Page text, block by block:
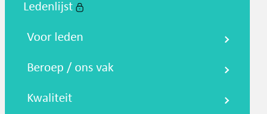
Ledenlijst
Voor leden
Beroep / ons vak
Kwaliteit